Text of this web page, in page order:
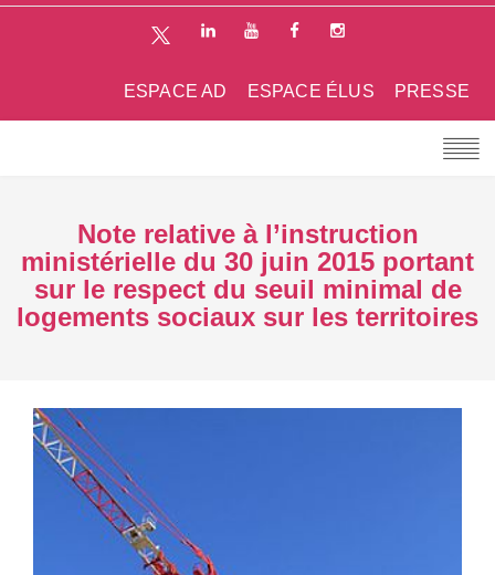
PRESSE
ESPACE ÉLUS
ESPACE AD
Note relative à l’instruction
ministérielle du 30 juin 2015 portant
sur le respect du seuil minimal de
logements sociaux sur les territoires